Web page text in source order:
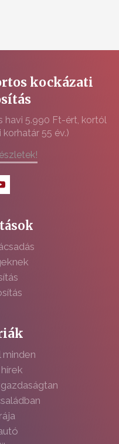
kockázati
5.990 Ft-ért, kortól
55 év.)
minden